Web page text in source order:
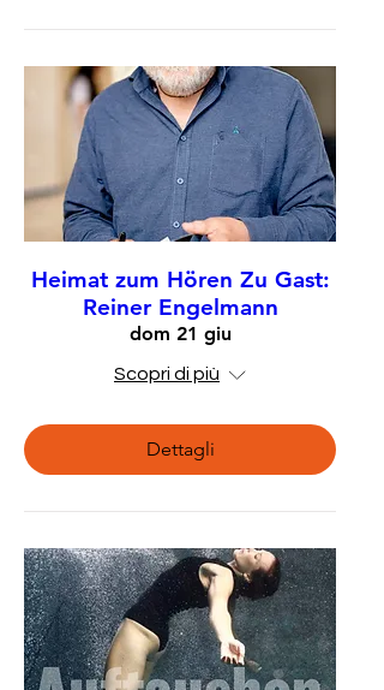
Heimat zum Hören Zu Gast:
Reiner Engelmann
dom 21 giu
Scopri di più
Dettagli